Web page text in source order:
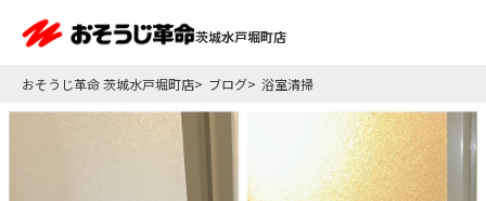
茨城水戸堀町店
おそうじ革命 茨城水戸堀町店 ブログ 浴室清掃